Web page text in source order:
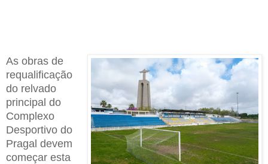
As obras de
requalificação
do relvado
principal do
Complexo
Desportivo do
Pragal devem
começar esta